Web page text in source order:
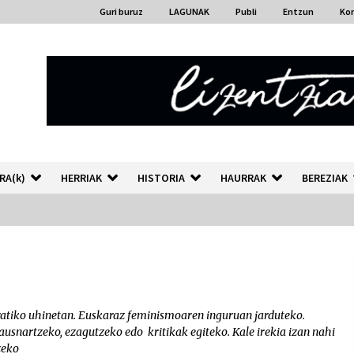
Guri buruz LAGUNAK Publi Entzun
HERRIAK HISTORIA HAURRAK BEREZIAK
Auzoportala : 1×04 Auzofoniak
uhinetan. Euskaraz feminismoaren inguruan jarduteko.
ezagutzeko edo kritikak egiteko. Kale irekia izan nahi